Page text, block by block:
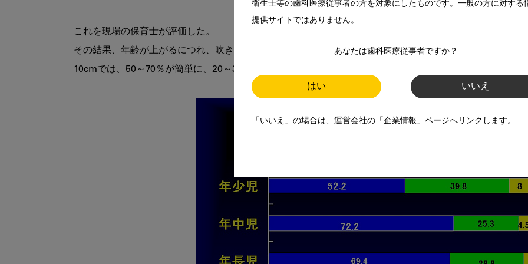
衛生士等の歯科医療従事者の方を対象にしたものです。一般の方に対する
提供サイトではありません。
あなたは歯科医療従事者ですか？
はい いいえ
「いいえ」の場合は、運営会社の「企業情報」ページへリンクします。
これを現場の保育士が評価した。
その結果、年齢が上がるにつれ、吹き消すことができる幼児が増えた。
10cmでは、50～70％が簡単に、20～30％が何とかできた。